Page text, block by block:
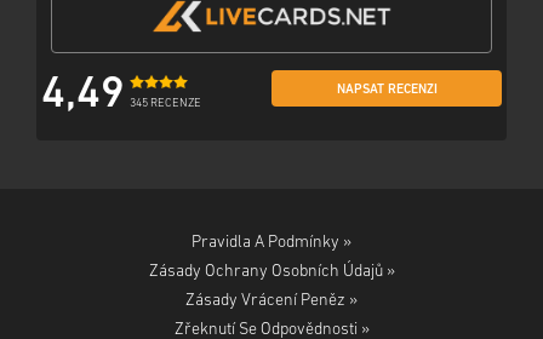
4,49 345 RECENZE
NAPSAT RECENZI
Pravidla A Podmínky »
Zásady Ochrany Osobních Údajů »
Zásady Vrácení Peněz »
Zřeknutí Se Odpovědnosti »